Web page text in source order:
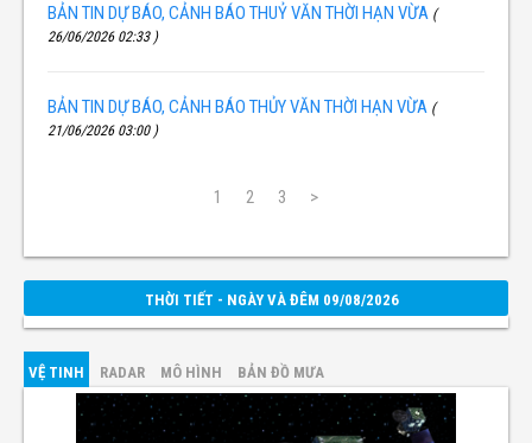
BẢN TIN DỰ BÁO, CẢNH BÁO THUỶ VĂN THỜI HẠN VỪA (
26/06/2026 02:33 )
BẢN TIN DỰ BÁO, CẢNH BÁO THỦY VĂN THỜI HẠN VỪA (
21/06/2026 03:00 )
1 2 3 >
THỜI TIẾT - NGÀY VÀ ĐÊM 09/08/2026
VỆ TINH RADAR MÔ HÌNH BẢN ĐỒ MƯA